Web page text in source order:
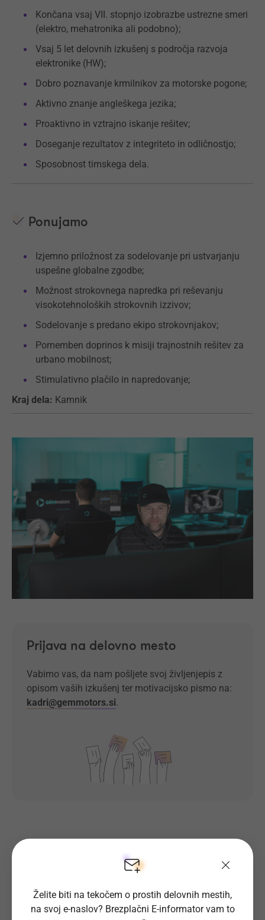
Končana vsaj VII. stopnjo izobrazbe ustrezne smeri
(elektro, mehatronika ali podobno);
Vsaj 5 let delovnih izkušenj s področja razvoja
elektronike (HW);
Dobro poznavanje krmilnikov za motorske pogone;
Aktivno znanje angleškega jezika;
Proaktivno in vztrajno iskanje rešitev;
Doseganje rezultatov z integriteto in odličnostjo;
Sposobnost timskega dela.
Ponujamo
Izjemno priložnost za sodelovanje pri ustvarjanju
uspešne globalne zgodbe;
Možnost strokovnega napredka pri reševanju
visokotehnoloških strokovnih izzivov;
Sodelovanje s predano ekipo strokovnjakov;
Pomemben doprinos k misiji trajnostnih rešitev za
urbano mobilnost;
Stimulativno plačilo in napredovanje;
Kraj dela: Kamnik
Prijava na delovno mesto
Vabimo vas, da nam pošljete svoj življenjepis z
opisom vaših izkušenj ter motivacijsko pismo na:
kadri@gemmotors.si.
Prosta delovna mesta direktno na
Prijavi se na E-informator.
Želite biti na tekočem o prostih delovnih mestih,
na svoj e-naslov? Brezplačni E-informator vam to